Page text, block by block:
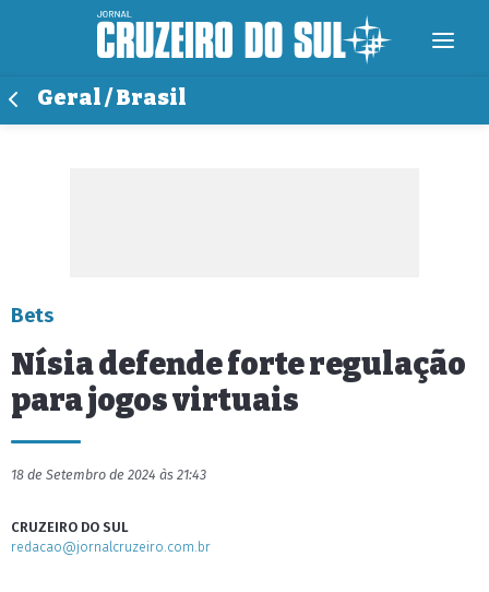
Geral / Brasil
Bets
Nísia defende forte regulação
para jogos virtuais
18 de Setembro de 2024 às 21:43
CRUZEIRO DO SUL
redacao@jornalcruzeiro.com.br